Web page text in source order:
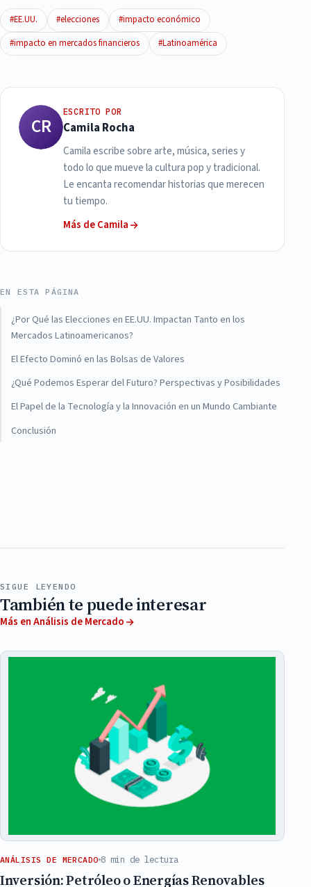
#EE.UU. #elecciones
#impacto económico
#impacto en mercados financieros
#Latinoamérica
CR
ESCRITO POR
Camila Rocha
Camila escribe sobre arte, música, series y
todo lo que mueve la cultura pop y tradicional.
Le encanta recomendar historias que merecen
tu tiempo.
Más de Camila
EN ESTA PÁGINA
¿Por Qué las Elecciones en EE.UU. Impactan Tanto en los
Mercados Latinoamericanos?
El Efecto Dominó en las Bolsas de Valores
¿Qué Podemos Esperar del Futuro? Perspectivas y Posibilidades
El Papel de la Tecnología y la Innovación en un Mundo Cambiante
Conclusión
SIGUE LEYENDO
También te puede interesar
Más en Análisis de Mercado
ANÁLISIS DE MERCADO 8 min de lectura
Inversión: Petróleo o Energías Renovables